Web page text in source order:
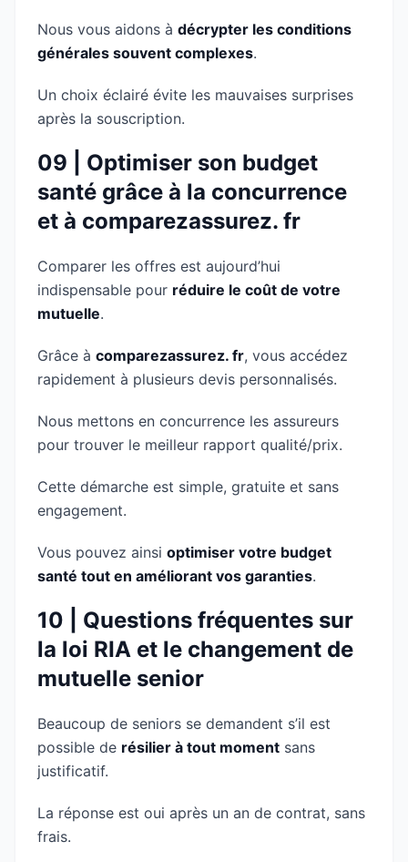
Nous vous aidons à décrypter les conditions
générales souvent complexes.
Un choix éclairé évite les mauvaises surprises
après la souscription.
09 | Optimiser son budget
santé grâce à la concurrence
et à comparezassurez. fr
Comparer les offres est aujourd’hui
indispensable pour réduire le coût de votre
mutuelle.
Grâce à comparezassurez. fr, vous accédez
rapidement à plusieurs devis personnalisés.
Nous mettons en concurrence les assureurs
pour trouver le meilleur rapport qualité/prix.
Cette démarche est simple, gratuite et sans
engagement.
Vous pouvez ainsi optimiser votre budget
santé tout en améliorant vos garanties.
10 | Questions fréquentes sur
la loi RIA et le changement de
mutuelle senior
Beaucoup de seniors se demandent s’il est
possible de résilier à tout moment sans
justificatif.
La réponse est oui après un an de contrat, sans
frais.